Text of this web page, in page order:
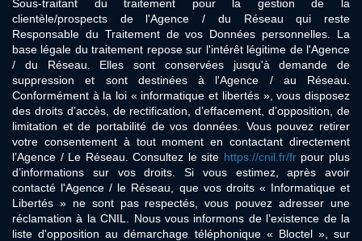
Sous-traitant du traitement pour la gestion de la
clientèle/prospects de l'Agence / du Réseau qui reste
Responsable du Traitement de vos Données personnelles. La
base légale du traitement repose sur l'intérêt légitime de l'Agence
/ du Réseau. Elles sont conservées jusqu'à demande de
suppression et sont destinées à l'Agence / au Réseau.
Conformément à la loi « informatique et libertés », vous disposez
des droits d’accès, de rectification, d’effacement, d’opposition, de
limitation et de portabilité de vos données. Vous pouvez retirer
votre consentement à tout moment en contactant directement
l’Agence / Le Réseau. Consultez le site https://cnil.fr/frpour plus
d’informations sur vos droits. Si vous estimez, après avoir
contacté l'Agence / le Réseau, que vos droits « Informatique et
Libertés » ne sont pas respectés, vous pouvez adresser une
réclamation à la CNIL. Nous vous informons de l’existence de la
liste d'opposition au démarchage téléphonique « Bloctel », sur